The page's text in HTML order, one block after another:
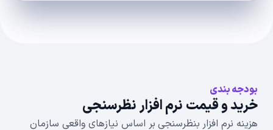
بودجه بندی
خرید و قیمت نرم افزار نظرسنجی
هزینه نرم افزار بنظرسنجی بر اساس نیازهای واقعی سازمان